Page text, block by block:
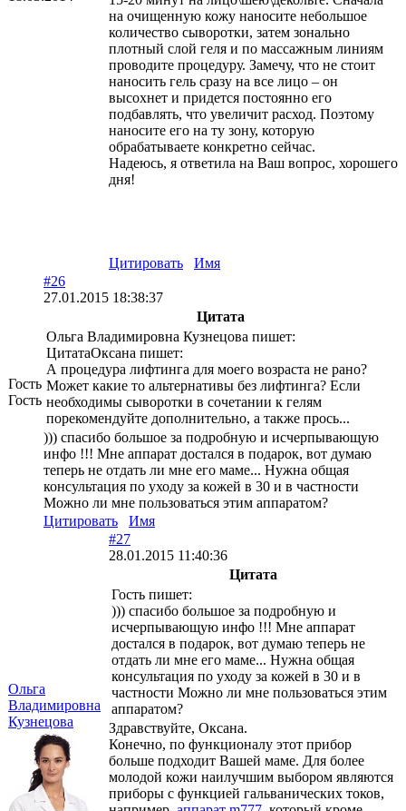
на очищенную кожу наносите небольшое
количество сыворотки, затем зонально
плотный слой геля и по массажным линиям
проводите процедуру. Замечу, что не стоит
наносить гель сразу на все лицо – он
высохнет и придется постоянно его
подбавлять, что увеличит расход. Поэтому
наносите его на ту зону, которую
обрабатываете конкретно сейчас.
Надеюсь, я ответила на Ваш вопрос, хорошего
дня!
Цитировать Имя
Гость
Гость
#26
27.01.2015 18:38:37
Цитата
Ольга Владимировна Кузнецова пишет:
ЦитатаОксана пишет:
А процедура лифтинга для моего возраста не рано?
Может какие то альтернативы без лифтинга? Если
необходимы сыворотки в сочетании к гелям
порекомендуйте дополнительно, а также прось...
))) спасибо большое за подробную и исчерпывающую
инфо !!! Мне аппарат достался в подарок, вот думаю
теперь не отдать ли мне его маме... Нужна общая
консультация по уходу за кожей в 30 и в частности
Можно ли мне пользоваться этим аппаратом?
Цитировать
Имя
Ольга
Владимировна
Кузнецова
#27
28.01.2015 11:40:36
Цитата
Гость пишет:
))) спасибо большое за подробную и
исчерпывающую инфо !!! Мне аппарат
достался в подарок, вот думаю теперь не
отдать ли мне его маме... Нужна общая
консультация по уходу за кожей в 30 и в
частности Можно ли мне пользоваться этим
аппаратом?
Здравствуйте, Оксана.
Конечно, по функционалу этот прибор
больше подходит Вашей маме. Для более
молодой кожи наилучшим выбором являются
приборы с функцией гальванических токов,